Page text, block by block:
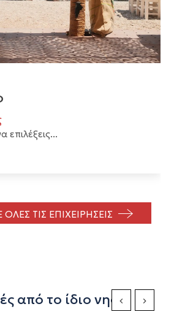
επιλέξεις...
ΤΙΣ ΕΠΙΧΕΙΡΗΣΕΙΣ
από το ίδιο νησίPrevious Slide
Next